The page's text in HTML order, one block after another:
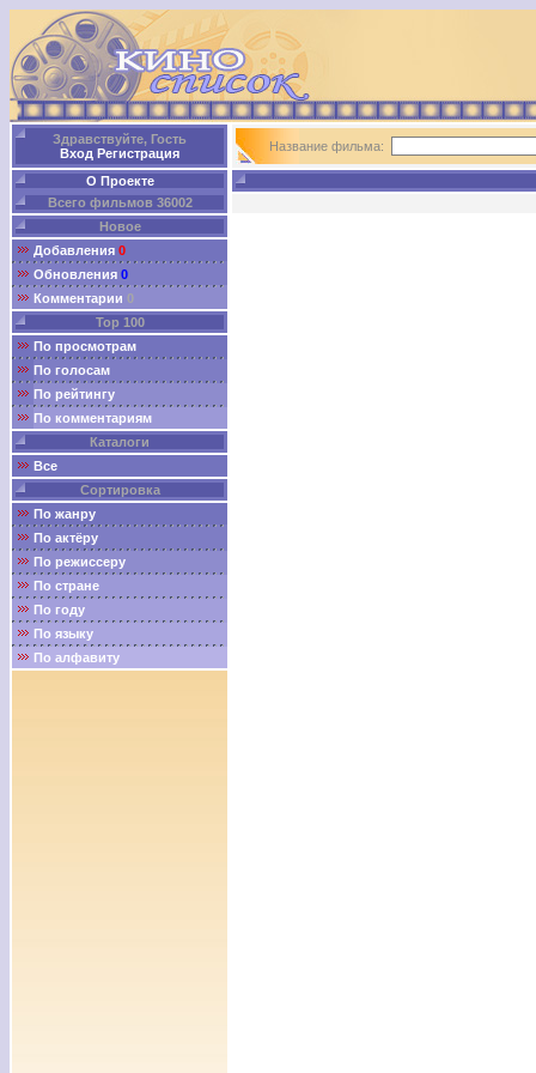
Здравствуйте, Гость
Вход Регистрация
О Проекте
Всего фильмов 36002
Новое
Добавления 0
Обновления 0
Комментарии 0
Top 100
По просмотрам
По голосам
По рейтингу
По комментариям
Каталоги
Все
Сортировка
По жанру
По актёру
По режиссеру
По стране
По году
По языку
По алфавиту
Название фильма: